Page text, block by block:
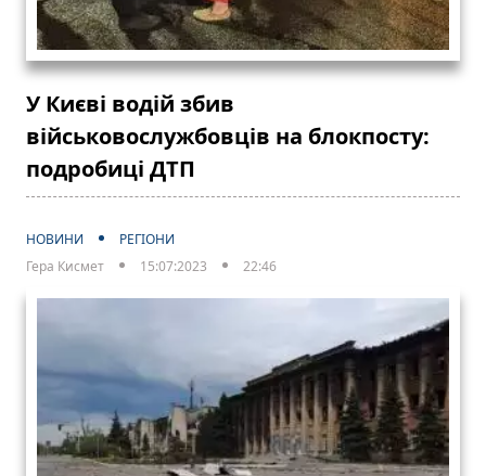
У Києві водій збив
військовослужбовців на блокпосту:
подробиці ДТП
НОВИНИ
РЕГІОНИ
Гера Кисмет
15:07:2023 22:46